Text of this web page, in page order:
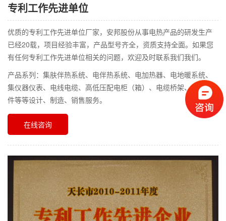
专利工作先进单位
优质的专利工作先进单位厂家，安邦股份从事电热产品的研发生产
已经20载，项目经验丰富，产品型号齐全，资质支持全面。如果您
有任何专利工作先进单位相关的问题，欢迎及时联系我们我们。
产品系列：集肤伴热系统、电伴热系统、电加热器、电地暖系统、
集仪器仪表、电线电缆、高低压配电柜（箱）、电缆桥架、阀门管
件等等设计、制造、销售服务。
在线咨询